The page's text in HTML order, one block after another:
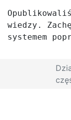
wiedzy.
systemem